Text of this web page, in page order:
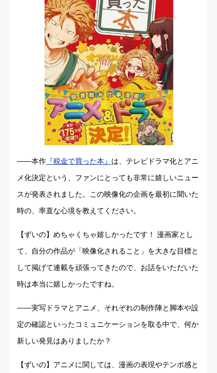
――本作 『税金で買った本』 は、テレビドラマ化とアニ
メ化決定という、ファンにとっても非常に嬉しいニュー
スが発表されました。この映像化の企画を最初に聞いた
時の、率直な心境を教えてください。
【ずいの】めちゃくちゃ嬉しかったです！ 漫画家とし
て、自分の作品が「映像化されること」を大きな目標と
して掲げて連載を頑張ってきたので、お話をいただいた
時は本当に嬉しかったですね。
――実写ドラマとアニメ、それぞれの制作陣と脚本や設
定の確認といったコミュニケーションを取る中で、何か
新しい発見はありましたか？
【ずいの】アニメに関しては、漫画の表現やテンポ感と